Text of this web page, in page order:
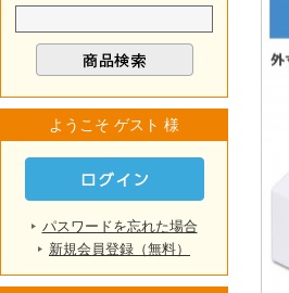
ようこそ ゲスト 様
パスワードを忘れた場合
新規会員登録（無料）